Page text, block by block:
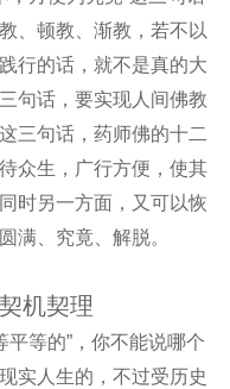
、顿教、渐教，若不以
行的话，就不是真的大
句话，要实现人间佛教
三句话，药师佛的十二
众生，广行方便，使其
时另一方面，又可以恢
满、究竟、解脱。
机契理
等的”，你不能说哪个
实人生的，不过受历史